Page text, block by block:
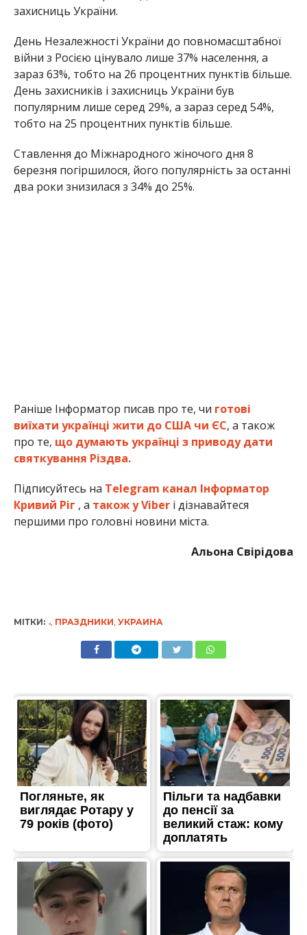
захисниць України.
День Незалежності України до повномасштабної
війни з Росією цінувало лише 37% населення, а
зараз 63%, тобто на 26 процентних пунктів більше.
День захисників і захисниць України був
популярним лише серед 29%, а зараз серед 54%,
тобто на 25 процентних пунктів більше.
Ставлення до Міжнародного жіночого дня 8
березня погіршилося, його популярність за останні
два роки знизилася з 34% до 25%.
Раніше Інформатор писав про те, чи готові
виїхати українці жити до США чи ЄС, а також
про те, що думають українці з приводу дати
святкування Різдва.
Підписуйтесь на Telegram канал Інформатор
Кривий Ріг , а також у Viberі дізнавайтеся
першими про головні новини міста.
Альона Свірідова
МІТКИ: ., ПРАЗДНИКИ, УКРАИНА